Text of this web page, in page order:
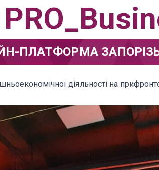
ПЛАТФОРМА
діяльності на